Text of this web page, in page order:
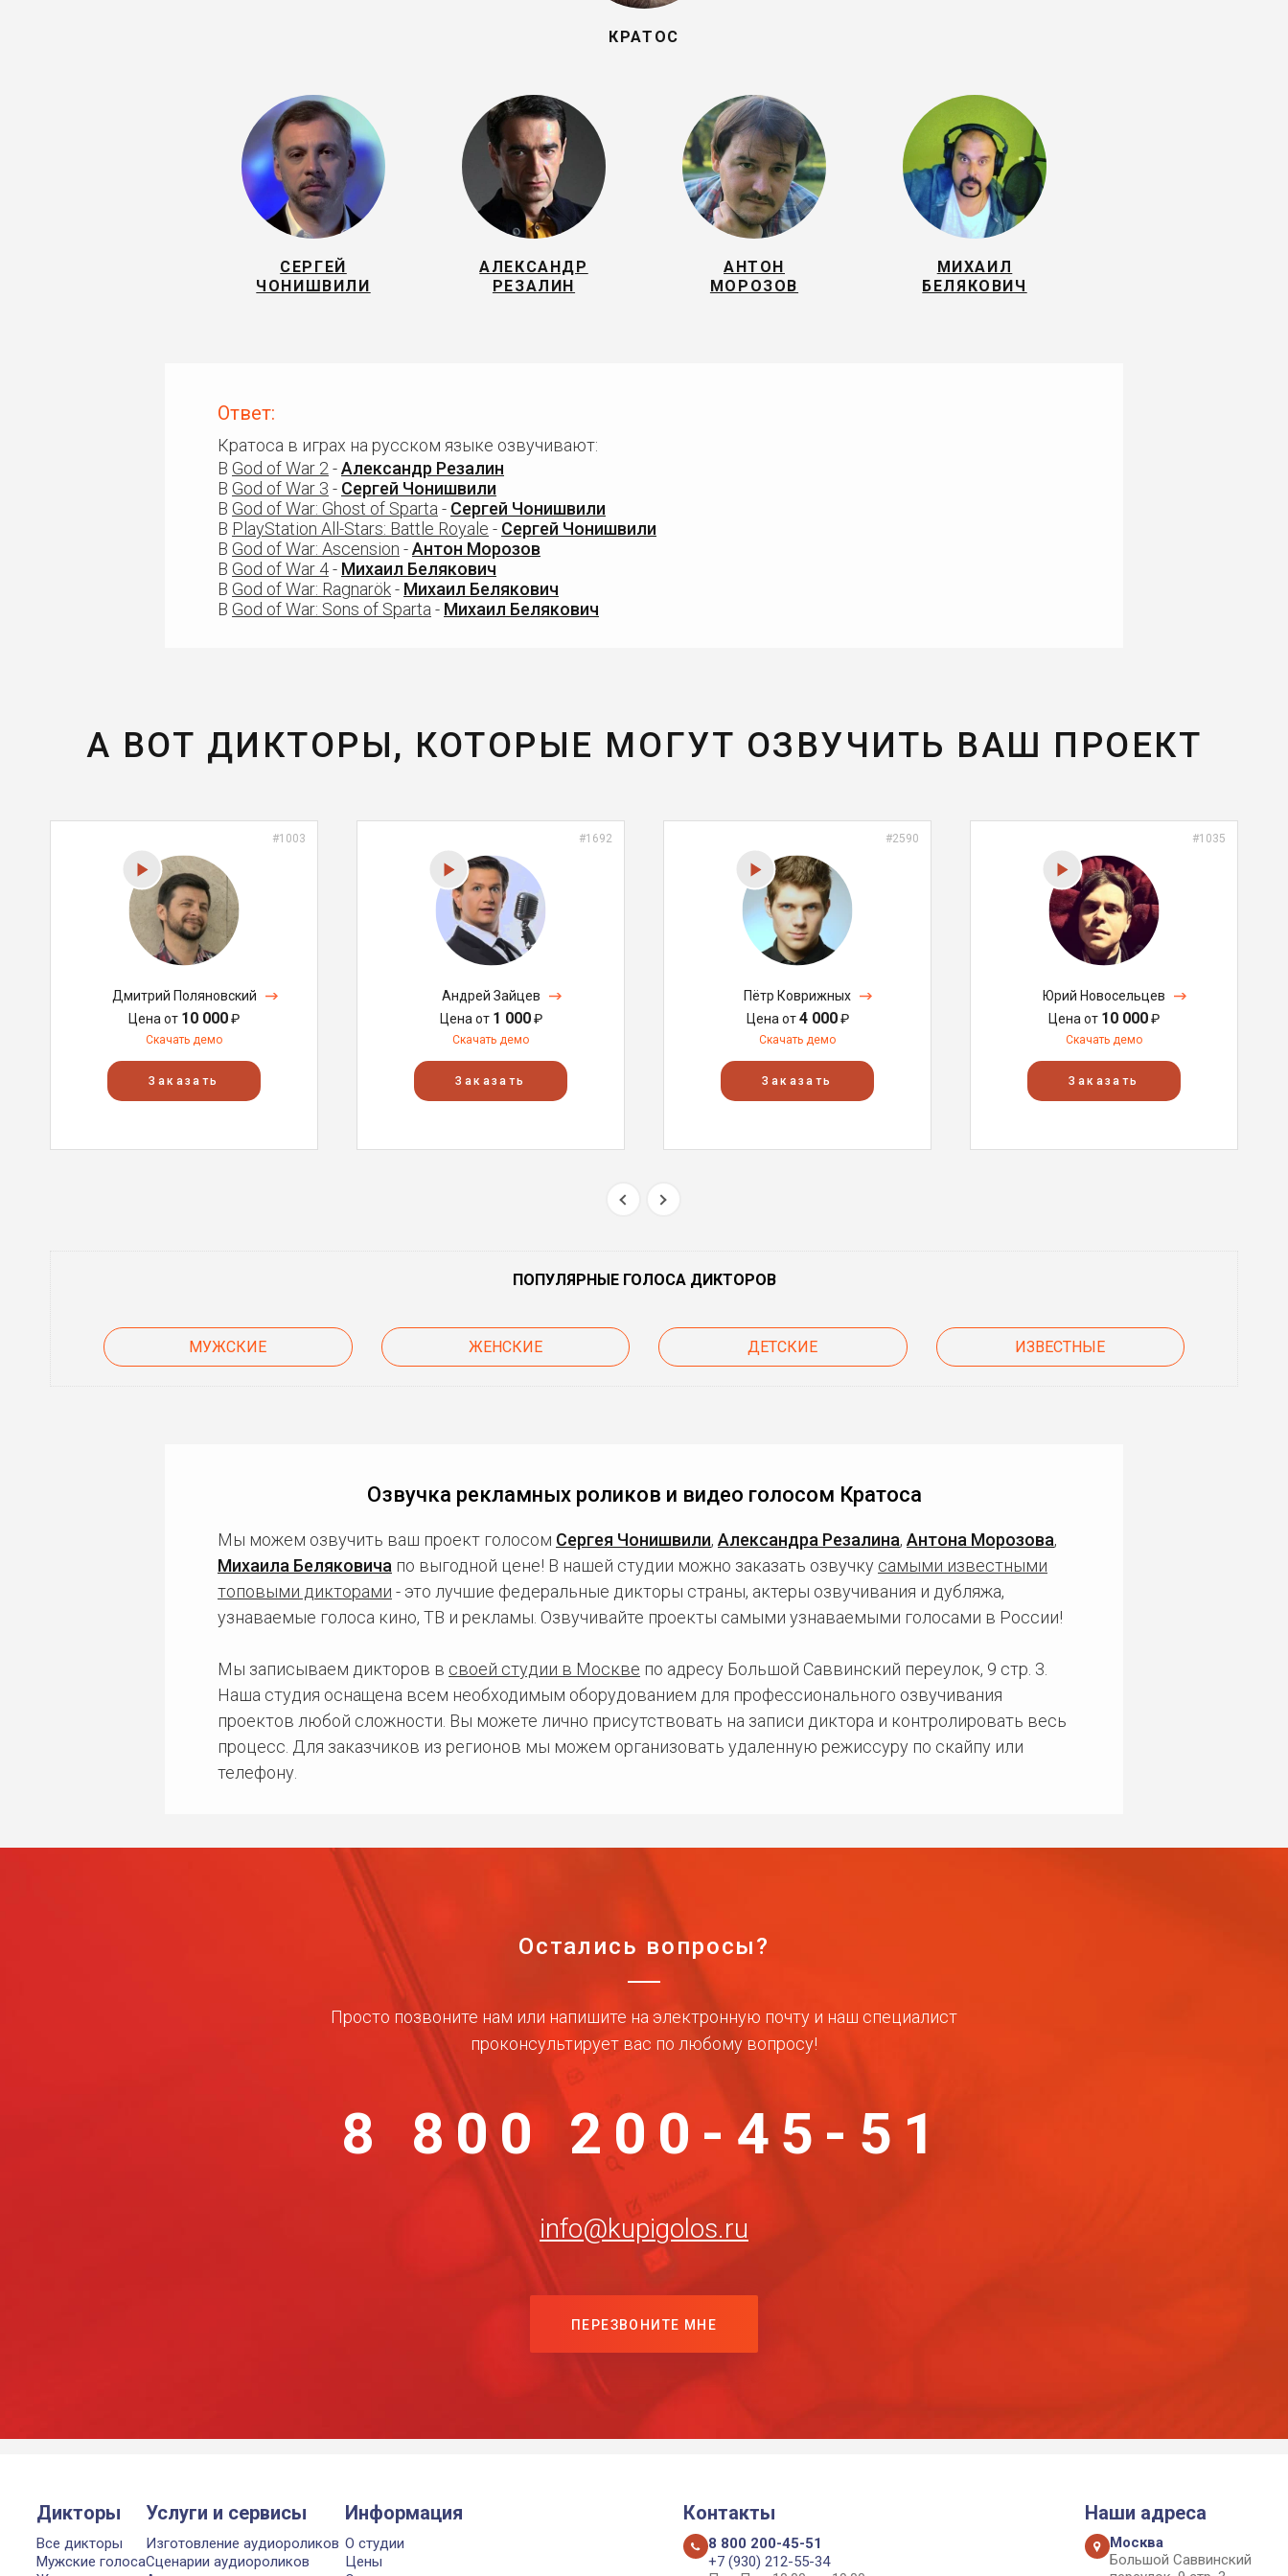
КРАТОС
СЕРГЕЙ
ЧОНИШВИЛИ
АЛЕКСАНДР
РЕЗАЛИН
АНТОН
МОРОЗОВ
МИХАИЛ
БЕЛЯКОВИЧ
Ответ:
Кратоса в играх на русском языке озвучивают:
В God of War 2 -Александр Резалин
В God of War 3 - Сергей Чонишвили
В God of War: Ghost of Sparta - Сергей Чонишвили
В PlayStation All-Stars: Battle Royale - Сергей Чонишвили
В God of War: Ascension -Антон Морозов
В God of War 4- Михаил Белякович
В God of War: Ragnarök- Михаил Белякович
В God of War: Sons of Sparta - Михаил Белякович
А ВОТ ДИКТОРЫ, КОТОРЫЕ МОГУТ ОЗВУЧИТЬ ВАШ ПРОЕКТ
#1003
Дмитрий Поляновский
Цена от 10 000₽
Скачать демо
Заказать
#1692
Андрей Зайцев
Цена от 1 000₽
Скачать демо
Заказать
#2590
Пётр Коврижных
Цена от4 000₽
Скачать демо
Заказать
#1035
Юрий Новосельцев
Цена от 10 000₽
Скачать демо
Заказать
ПОПУЛЯРНЫЕ ГОЛОСА ДИКТОРОВ
МУЖСКИЕ ЖЕНСКИЕ ДЕТСКИЕ ИЗВЕСТНЫЕ
Озвучка рекламных роликов и видео голосом Кратоса
Мы можем озвучить ваш проект голосом Сергея Чонишвили, Александра Резалина, Антона Морозова,
Михаила Беляковича по выгодной цене! В нашей студии можно заказать озвучку самыми известными
топовыми дикторами - это лучшие федеральные дикторы страны, актеры озвучивания и дубляжа,
узнаваемые голоса кино, ТВ и рекламы. Озвучивайте проекты самыми узнаваемыми голосами в России!
Мы записываем дикторов в своей студии в Москве по адресу Большой Саввинский переулок, 9 стр. 3.
Наша студия оснащена всем необходимым оборудованием для профессионального озвучивания
проектов любой сложности. Вы можете лично присутствовать на записи диктора и контролировать весь
процесс. Для заказчиков из регионов мы можем организовать удаленную режиссуру по скайпу или
телефону.
Остались вопросы?
Просто позвоните нам или напишите на электронную почту и наш специалист
проконсультирует вас по любому вопросу!
8 800 200-45-51
info@kupigolos.ru
ПЕРЕЗВОНИТЕ МНЕ
Дикторы
Все дикторы
Мужские голоса
Услуги и сервисы
Изготовление аудиороликов
Сценарии аудиороликов
Информация
О студии
Цены
Контакты
8 800 200-45-51
+7 (930) 212-55-34
Наши адреса
Москва
Большой Саввинский